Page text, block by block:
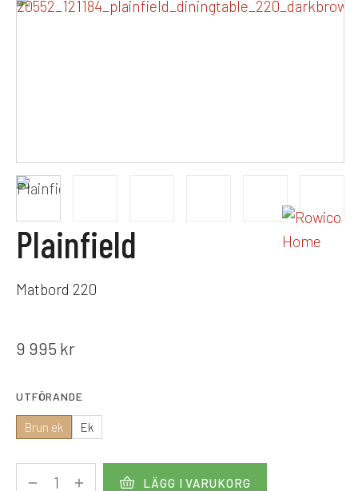
Plainfield
Matbord 220
9 995 kr
UTFÖRANDE
Brun ek Ek
LÄGG I VARUKORG